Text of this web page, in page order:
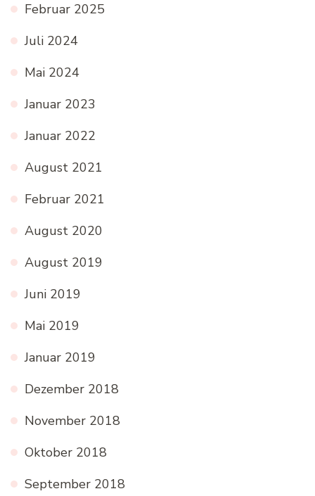
Februar 2025
Juli 2024
Mai 2024
Januar 2023
Januar 2022
August 2021
Februar 2021
August 2020
August 2019
Juni 2019
Mai 2019
Januar 2019
Dezember 2018
November 2018
Oktober 2018
September 2018